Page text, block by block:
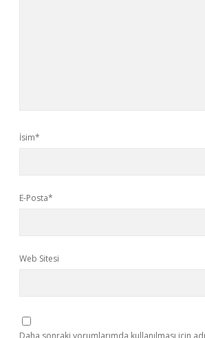
İsim*
E-Posta*
Web Sitesi
Daha sonraki yorumlarımda kullanılması için